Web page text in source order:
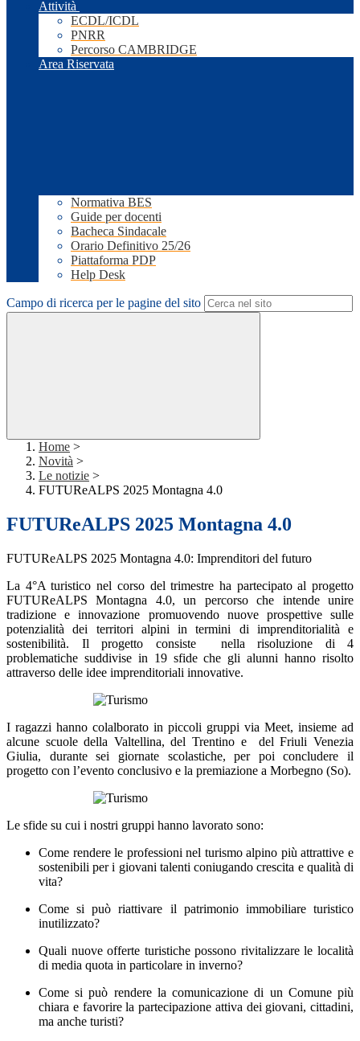
Attività
ECDL/ICDL
PNRR
Percorso CAMBRIDGE
Area Riservata
Normativa BES
Guide per docenti
Bacheca Sindacale
Orario Definitivo 25/26
Piattaforma PDP
Help Desk
Campo di ricerca per le pagine del sito
Home >
Novità >
Le notizie >
FUTUReALPS 2025 Montagna 4.0
FUTUReALPS 2025 Montagna 4.0
FUTUReALPS 2025 Montagna 4.0: Imprenditori del futuro
La 4°A turistico nel corso del trimestre ha partecipato al progetto
FUTUReALPS Montagna 4.0, un percorso che intende unire
tradizione e innovazione promuovendo nuove prospettive sulle
potenzialità dei territori alpini in termini di imprenditorialità e
sostenibilità. Il progetto consiste nella risoluzione di 4
problematiche suddivise in 19 sfide che gli alunni hanno risolto
attraverso delle idee imprenditoriali innovative.
I ragazzi hanno colalborato in piccoli gruppi via Meet, insieme ad
alcune scuole della Valtellina, del Trentino e del Friuli Venezia
Giulia, durante sei giornate scolastiche, per poi concludere il
progetto con l’evento conclusivo e la premiazione a Morbegno (So).
Le sfide su cui i nostri gruppi hanno lavorato sono:
Come rendere le professioni nel turismo alpino più attrattive e
sostenibili per i giovani talenti coniugando crescita e qualità di
vita?
Come si può riattivare il patrimonio immobiliare turistico
inutilizzato?
Quali nuove offerte turistiche possono rivitalizzare le località
di media quota in particolare in inverno?
Come si può rendere la comunicazione di un Comune più
chiara e favorire la partecipazione attiva dei giovani, cittadini,
ma anche turisti?